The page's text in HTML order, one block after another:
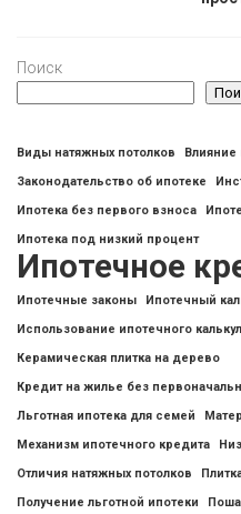
Поиск
Виды натяжных потолков
Законодательство об ипотеке
Ипотека без первого взноса
Ипотека под низкий процент
Ипотечное
Ипотечные законы
Ипотечный
Использование ипотечного
Керамическая плитка на дерево
Кредит на жилье без
Льготная ипотека для семей
Механизм ипотечного кредита
Отличия натяжных потолков
Получение льготной ипотеки